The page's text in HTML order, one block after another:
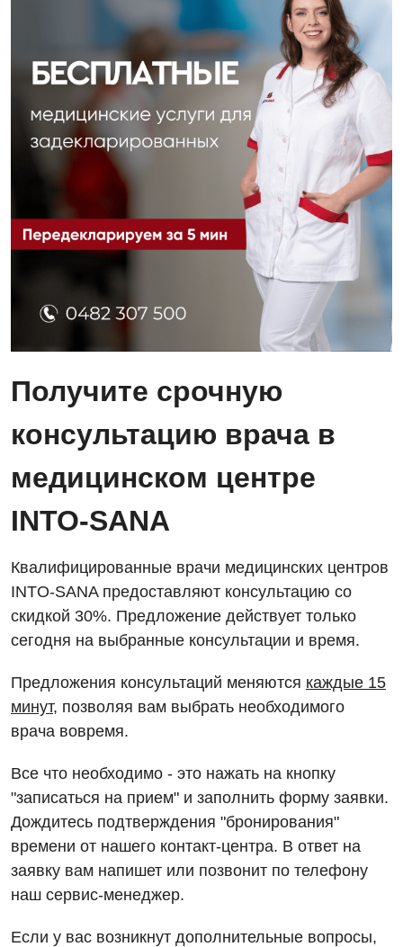
Получите срочную
консультацию врача в
медицинском центре
INTO-SANA
Квалифицированные врачи медицинских центров
INTO-SANA предоставляют консультацию со
скидкой 30%. Предложение действует только
сегодня на выбранные консультации и время.
Предложения консультаций меняются каждые 15
минут, позволяя вам выбрать необходимого
врача вовремя.
Все что необходимо - это нажать на кнопку
"записаться на прием" и заполнить форму заявки.
Дождитесь подтверждения "бронирования"
времени от нашего контакт-центра. В ответ на
заявку вам напишет или позвонит по телефону
наш сервис-менеджер.
Если у вас возникнут дополнительные вопросы,